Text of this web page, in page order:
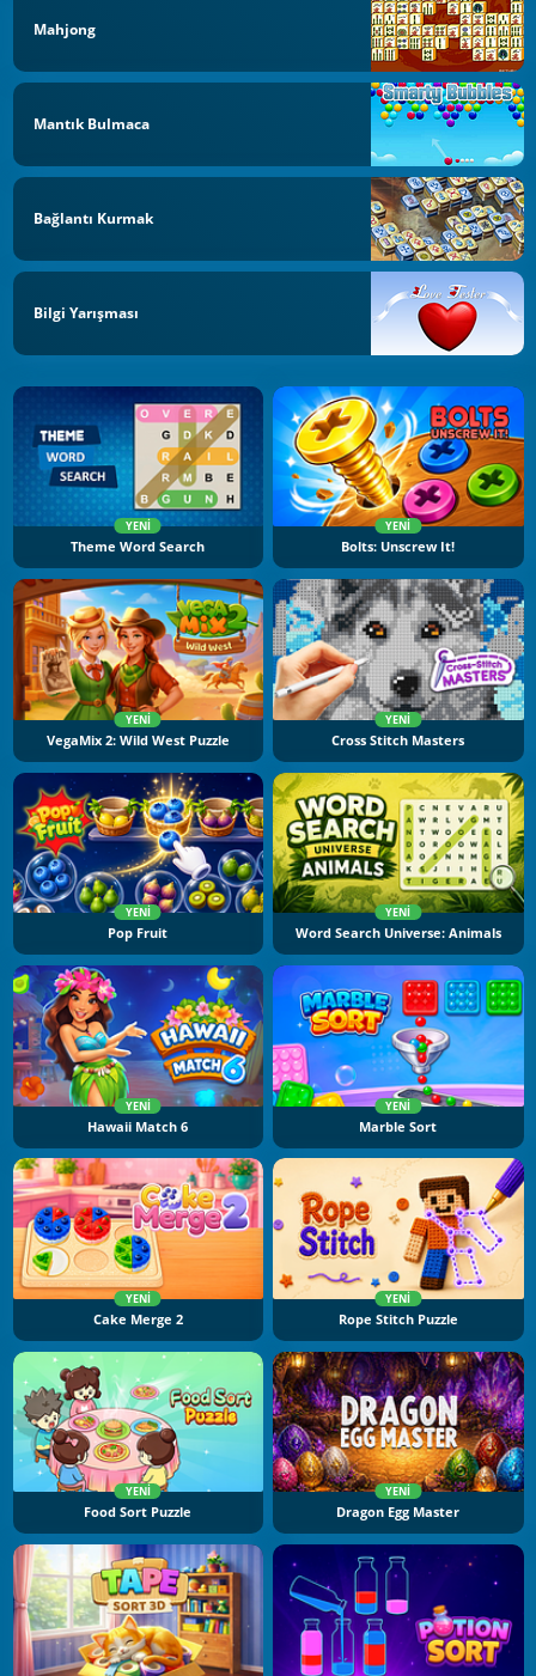
Mahjong
Mantık Bulmaca
Bağlantı Kurmak
Bilgi Yarışması
YENI
Theme Word Search
YENI
Bolts: Unscrew It!
YENI
VegaMix 2: Wild West Puzzle
YENI
Cross Stitch Masters
YENI
Pop Fruit
YENI
Word Search Universe: Animals
YENI
Hawaii Match 6
YENI
Marble Sort
YENI
Cake Merge 2
YENI
Rope Stitch Puzzle
YENI
Food Sort Puzzle
YENI
Dragon Egg Master